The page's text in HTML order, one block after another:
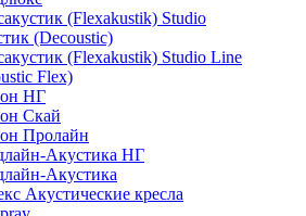
(Flexakustik) Studio
(Decoustic)
(Flexakustik) Studio Line
Flex)
НГ
Скай
Пролайн
Акустика НГ
Акустика
Акустические кресла